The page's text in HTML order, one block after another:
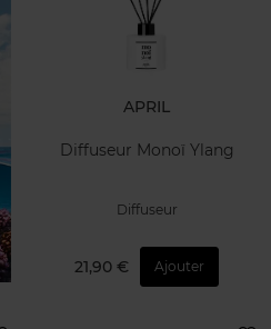
APRIL
Diffuseur Monoï Ylang
Diffuseur
21,90 € Ajouter